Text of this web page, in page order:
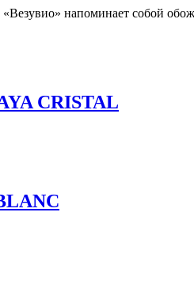
напоминает собой
CRISTAL